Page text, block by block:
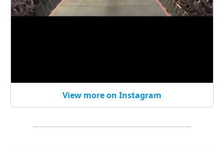
View more on Instagram